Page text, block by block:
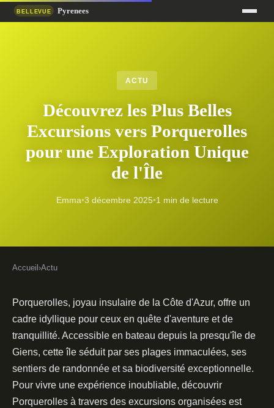
ACTU
Découvrez les Plus Belles
Excursions vers Porquerolles
pour une Exploration Unique
de l'Île
Emma•3 décembre 2025•1 min de lecture
Accueil ›Actu
Porquerolles, joyau insulaire de la Côte d'Azur, offre un
cadre idyllique pour ceux en quête d'aventure et de
tranquillité. Accessible en bateau depuis la presqu'île de
Giens, cette île séduit par ses plages immaculées, ses
sentiers de randonnée et sa biodiversité exceptionnelle.
Pour vivre une expérience inoubliable, découvrir
Porquerolles à travers des excursions organisées est